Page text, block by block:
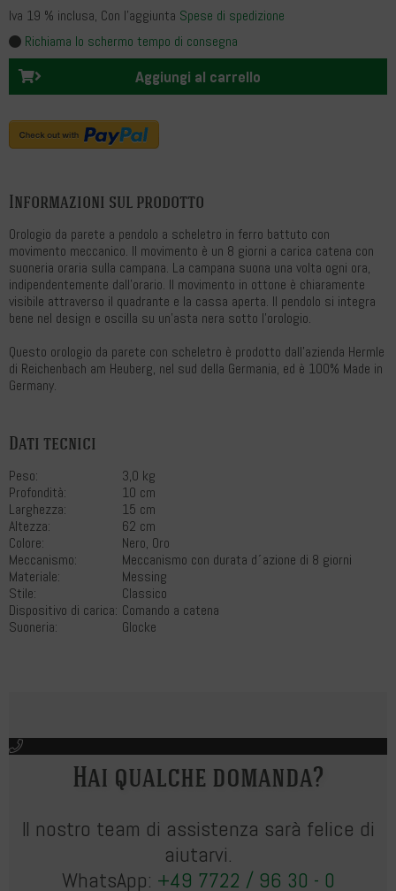
Iva 19 % inclusa, Con l’aggiunta Spese di spedizione
Richiama lo schermo tempo di consegna
Aggiungi al carrello
Informazioni sul prodotto
Orologio da parete a pendolo a scheletro in ferro battuto con
movimento meccanico. Il movimento è un 8 giorni a carica catena con
suoneria oraria sulla campana. La campana suona una volta ogni ora,
indipendentemente dall'orario. Il movimento in ottone è chiaramente
visibile attraverso il quadrante e la cassa aperta. Il pendolo si integra
bene nel design e oscilla su un'asta nera sotto l'orologio.
Questo orologio da parete con scheletro è prodotto dall'azienda Hermle
di Reichenbach am Heuberg, nel sud della Germania, ed è 100% Made in
Germany.
Dati tecnici
Peso:
3,0 kg
Profondità:
10 cm
Larghezza:
15 cm
Altezza:
62 cm
Colore:
Nero, Oro
Meccanismo:
Meccanismo con durata d´azione di 8 giorni
Materiale:
Messing
Stile:
Classico
Dispositivo di carica: Comando a catena
Suoneria:
Glocke
Hai qualche domanda?
Il nostro team di assistenza sarà felice di
aiutarvi.
WhatsApp: +49 7722 / 96 30 - 0